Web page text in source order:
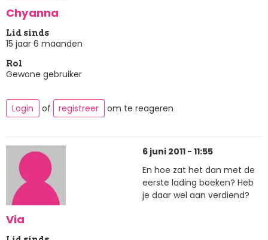
Chyanna
Lid sinds
15 jaar 6 maanden
Rol
Gewone gebruiker
Login of registreer om te reageren
Via
6 juni 2011 - 11:55
En hoe zat het dan met de
eerste lading boeken? Heb
je daar wel aan verdiend?